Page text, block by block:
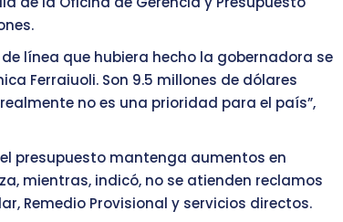
línea que hubiera hecho la gobernadora se
Ferraiuoli. Son 9.5 millones de dólares
no es una prioridad para el país”,
presupuesto mantenga aumentos en
mientras, indicó, no se atienden reclamos
Remedio Provisional y servicios directos.